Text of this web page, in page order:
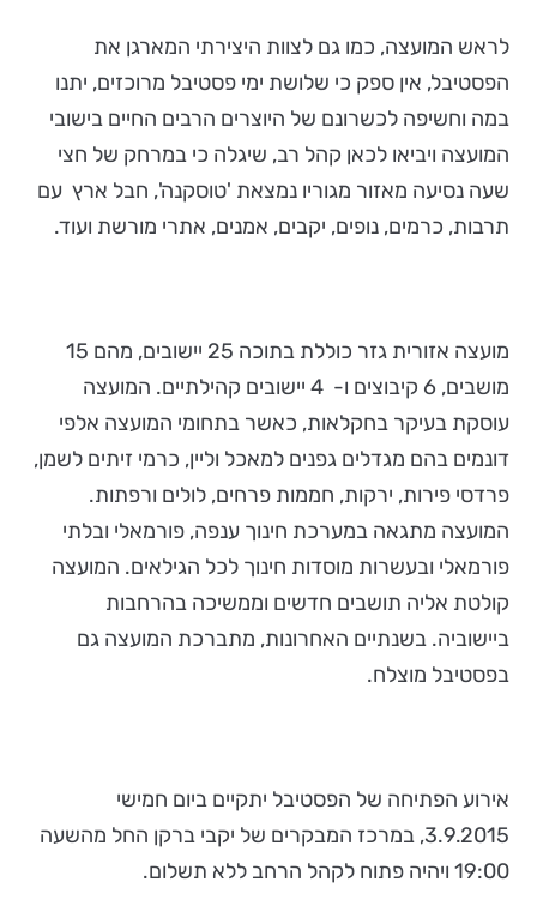
לראש המועצה, כמו גם לצוות היצירתי המארגן את
הפסטיבל, אין ספק כי שלושת ימי פסטיבל מרוכזים, יתנו
במה וחשיפה לכשרונם של היוצרים הרבים החיים בישובי
המועצה ויביאו לכאן קהל רב, שיגלה כי במרחק של חצי
שעה נסיעה מאזור מגוריו נמצאת 'טוסקנה', חבל ארץ עם
תרבות, כרמים, נופים, יקבים, אמנים, אתרי מורשת ועוד.
מועצה אזורית גזר כוללת בתוכה 25 יישובים, מהם 15
מושבים, 6 קיבוצים ו- 4 יישובים קהילתיים. המועצה
עוסקת בעיקר בחקלאות, כאשר בתחומי המועצה אלפי
דונמים בהם מגדלים גפנים למאכל וליין, כרמי זיתים לשמן,
פרדסי פירות, ירקות, חממות פרחים, לולים ורפתות.
המועצה מתגאה במערכת חינוך ענפה, פורמאלי ובלתי
פורמאלי ובעשרות מוסדות חינוך לכל הגילאים. המועצה
קולטת אליה תושבים חדשים וממשיכה בהרחבות
ביישוביה. בשנתיים האחרונות, מתברכת המועצה גם
בפסטיבל מוצלח.
אירוע הפתיחה של הפסטיבל יתקיים ביום חמישי
3.9.2015, במרכז המבקרים של יקבי ברקן החל מהשעה
19:00 ויהיה פתוח לקהל הרחב ללא תשלום.